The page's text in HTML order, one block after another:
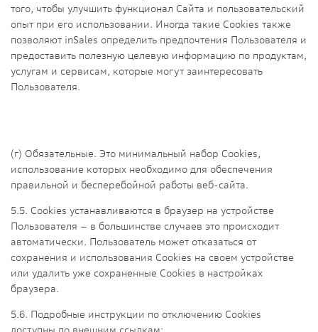
того, чтобы улучшить функционал Сайта и пользовательский
опыт при его использовании. Иногда такие Cookies также
позволяют inSales определить предпочтения Пользователя и
предоставить полезную целевую информацию по продуктам,
услугам и сервисам, которые могут заинтересовать
Пользователя.
(г) Обязательные. Это минимальный набор Cookies,
использование которых необходимо для обеспечения
правильной и бесперебойной работы веб-сайта.
5.5. Сookies устанавливаются в браузер на устройстве
Пользователя – в большинстве случаев это происходит
автоматически. Пользователь может отказаться от
сохранения и использования Cookies на своем устройстве
или удалить уже сохраненные Сookies в настройках
браузера.
5.6. Подробные инструкции по отключению Сookies